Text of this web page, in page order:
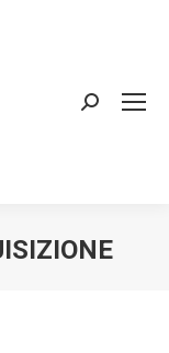
Search: